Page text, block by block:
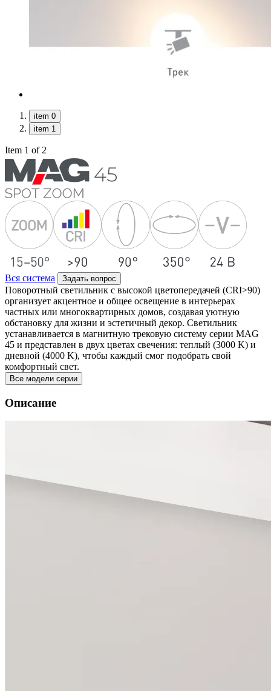
item 0
item 1
Item 1 of 2
Вся система Задать вопрос
Поворотный светильник с высокой цветопередачей (CRI>90)
организует акцентное и общее освещение в интерьерах
частных или многоквартирных домов, создавая уютную
обстановку для жизни и эстетичный декор. Светильник
устанавливается в магнитную трековую систему серии MAG
45 и представлен в двух цветах свечения: теплый (3000 K) и
дневной (4000 K), чтобы каждый смог подобрать свой
комфортный свет.
Все модели серии
Описание